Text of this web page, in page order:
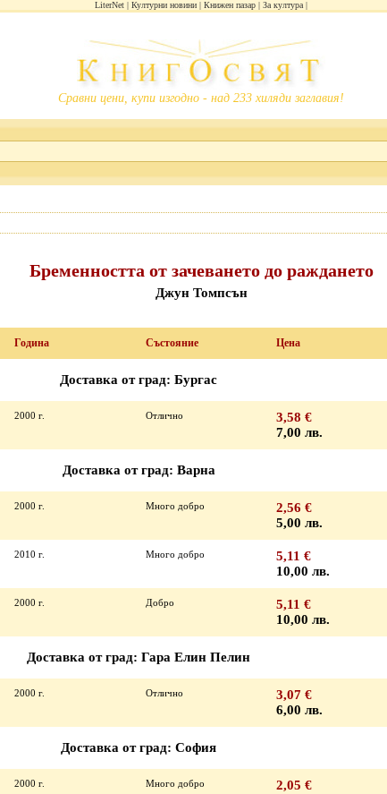
LiterNet Културни новини Книжен пазар За култура
Сравни цени, купи изгодно - над 233 хиляди заглавия!
Бременността от зачеването до раждането
Джун Томпсън
Година Състояние Цена
Доставка от град: Бургас
2000 г. Отлично
3,58 €
7,00 лв.
Доставка от град: Варна
2000 г. Много добро
2,56 €
5,00 лв.
2010 г. Много добро
5,11 €
10,00 лв.
2000 г. Добро
5,11 €
10,00 лв.
Доставка от град: Гара Елин Пелин
2000 г. Отлично
3,07 €
6,00 лв.
Доставка от град: София
2000 г. Много добро
2,05 €